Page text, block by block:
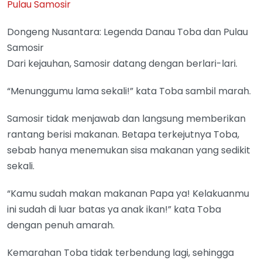
Dongeng Nusantara: Legenda Danau Toba dan Pulau
Samosir
Dari kejauhan, Samosir datang dengan berlari-lari.
“Menunggumu lama sekali!” kata Toba sambil marah.
Samosir tidak menjawab dan langsung memberikan
rantang berisi makanan. Betapa terkejutnya Toba,
sebab hanya menemukan sisa makanan yang sedikit
sekali.
“Kamu sudah makan makanan Papa ya! Kelakuanmu
ini sudah di luar batas ya anak ikan!” kata Toba
dengan penuh amarah.
Kemarahan Toba tidak terbendung lagi, sehingga